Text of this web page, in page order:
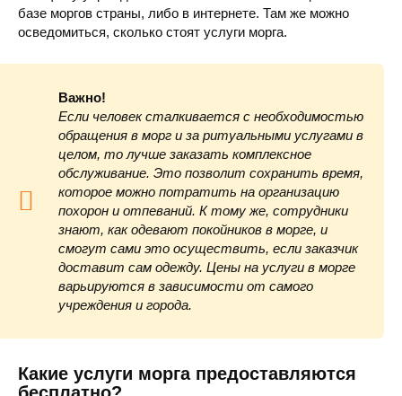
базе моргов страны, либо в интернете. Там же можно
осведомиться, сколько стоят услуги морга.
Важно!
Если человек сталкивается с необходимостью
обращения в морг и за ритуальными услугами в
целом, то лучше заказать комплексное
обслуживание. Это позволит сохранить время,
которое можно потратить на организацию
похорон и отпеваний. К тому же, сотрудники
знают, как одевают покойников в морге, и
смогут сами это осуществить, если заказчик
доставит сам одежду. Цены на услуги в морге
варьируются в зависимости от самого
учреждения и города.
Какие услуги морга предоставляются